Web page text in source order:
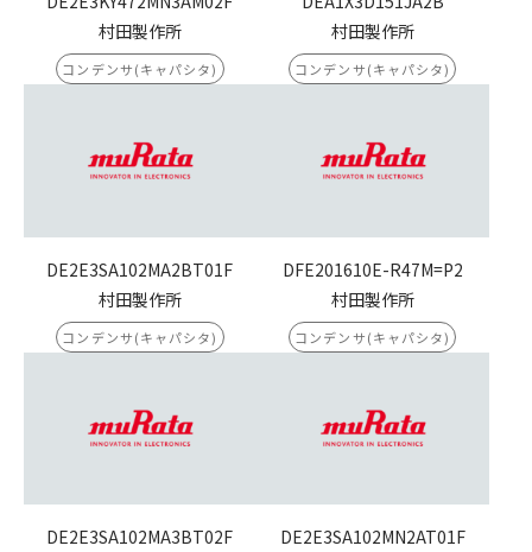
村田製作所
コンデンサ(キャパシタ)
村田製作所
コンデンサ(キャパシタ)
DE2E3SA102MA2BT01F
村田製作所
コンデンサ(キャパシタ)
DFE201610E-R47M=P2
村田製作所
コンデンサ(キャパシタ)
DE2E3SA102MA3BT02F
DE2E3SA102MN2AT01F